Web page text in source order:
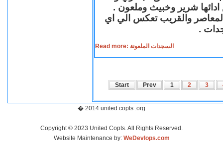
ادائها شرير وخبيث وملعون .
المعاصر والقريب تعكس الي اي
.
Read more: السجدات الملعونة
Start Prev 1 2 3
� 2014 united copts .org
Copyright © 2023 United Copts. All Rights Reserved.
Website Maintenance by: WeDevlops.com